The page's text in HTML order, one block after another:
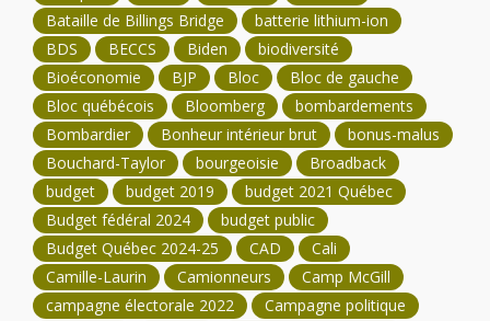
Bataille de Billings Bridge
batterie lithium-ion
BDS
BECCS Biden
biodiversité
Bioéconomie
BJP Bloc
Bloc de gauche
Bloc québécois
Bloomberg
bombardements
Bombardier
Bonheur intérieur brut
bonus-malus
Bouchard-Taylor
bourgeoisie
Broadback
budget
budget 2019
budget 2021 Québec
Budget fédéral 2024
budget public
Budget Québec 2024-25
CAD
Cali
Camille-Laurin
Camionneurs
Camp McGill
campagne électorale 2022
Campagne politique